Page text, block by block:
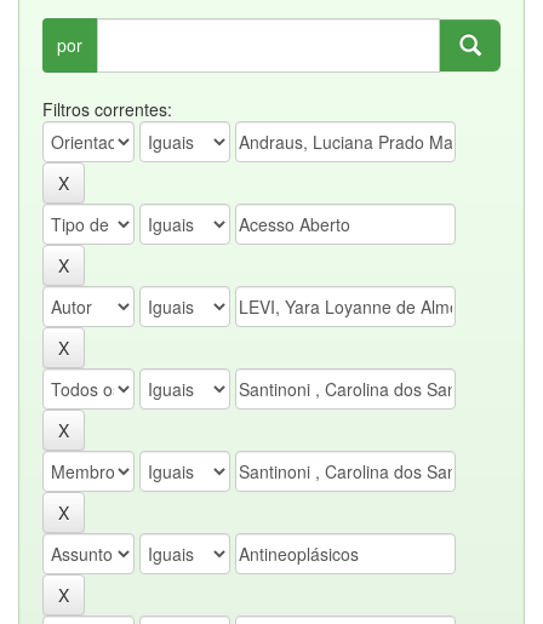
por
Filtros correntes: